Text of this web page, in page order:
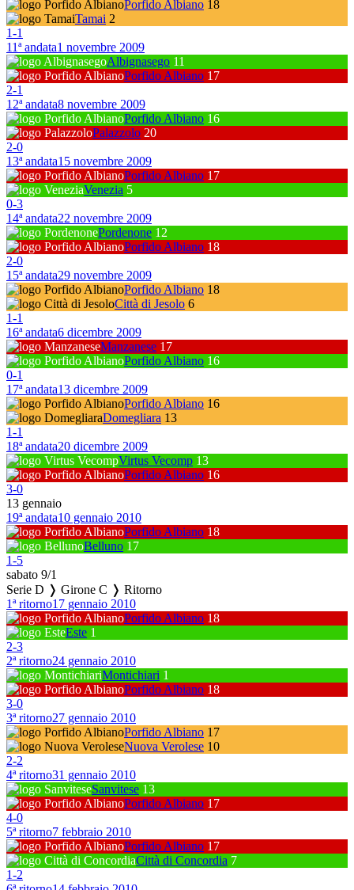
Porfido Albiano 18
Tamai 2
1-1
11ª andata1 novembre 2009
Albignasego 11
Porfido Albiano 17
2-1
12ª andata8 novembre 2009
Porfido Albiano 16
Palazzolo 20
2-0
13ª andata15 novembre 2009
Porfido Albiano 17
Venezia 5
0-3
14ª andata22 novembre 2009
Pordenone 12
Porfido Albiano 18
2-0
15ª andata29 novembre 2009
Porfido Albiano 18
Città di Jesolo 6
1-1
16ª andata6 dicembre 2009
Manzanese 17
Porfido Albiano 16
0-1
17ª andata13 dicembre 2009
Porfido Albiano 16
Domegliara 13
1-1
18ª andata20 dicembre 2009
Virtus Vecomp 13
Porfido Albiano 16
3-0
13 gennaio
19ª andata10 gennaio 2010
Porfido Albiano 18
Belluno 17
1-5
sabato 9/1
Serie D ❭ Girone C ❭ Ritorno
1ª ritorno17 gennaio 2010
Porfido Albiano 18
Este 1
2-3
2ª ritorno24 gennaio 2010
Montichiari 1
Porfido Albiano 18
3-0
3ª ritorno27 gennaio 2010
Porfido Albiano 17
Nuova Verolese 10
2-2
4ª ritorno31 gennaio 2010
Sanvitese 13
Porfido Albiano 17
4-0
5ª ritorno7 febbraio 2010
Porfido Albiano 17
Città di Concordia 7
1-2